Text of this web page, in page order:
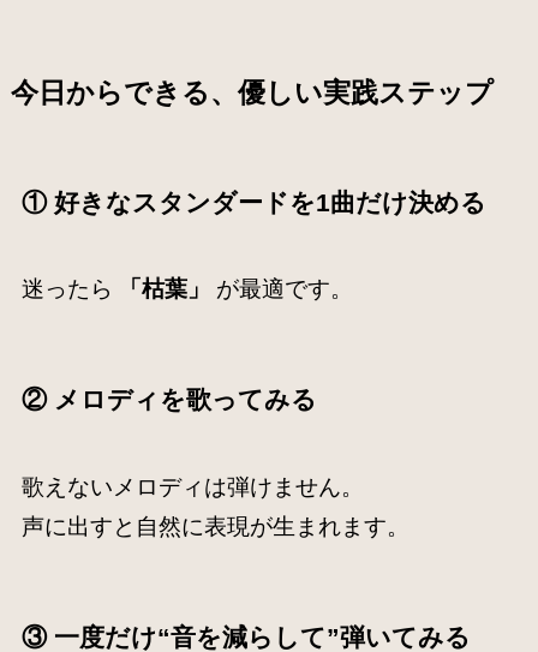
今日からできる、優しい実践ステップ
① 好きなスタンダードを1曲だけ決める
迷ったら 「枯葉」 が最適です。
② メロディを歌ってみる
歌えないメロディは弾けません。
声に出すと自然に表現が生まれます。
③ 一度だけ“音を減らして”弾いてみる